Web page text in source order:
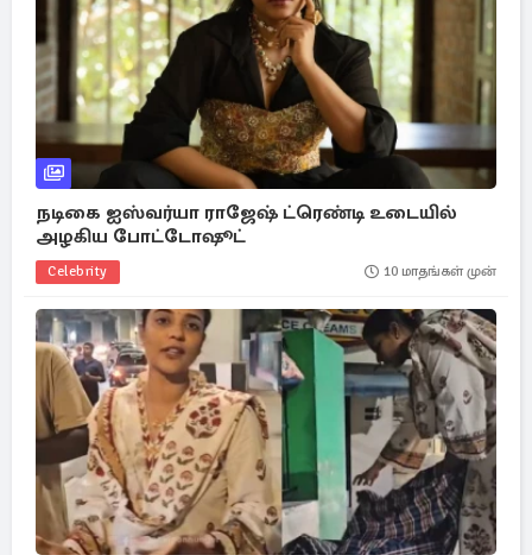
நடிகை ஐஸ்வர்யா ராஜேஷ் ட்ரெண்டி உடையில்
அழகிய போட்டோஷூட்
Celebrity 10 மாதங்கள் முன்